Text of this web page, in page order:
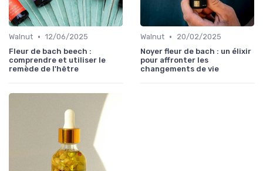
Walnut • 12/06/2025
Fleur de bach beech :
comprendre et utiliser le
remède de l'hêtre
Walnut •
20/02/2025
Noyer fleur de bach : un élixir
pour affronter les
changements de vie